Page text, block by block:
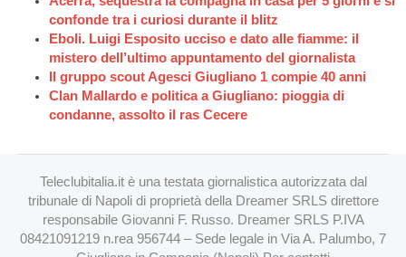
confonde tra i curiosi durante il blitz
Eboli. Luigi Esposito ucciso e dato alle fiamme: il
mistero dell’ultimo appuntamento del giornalista
Il gruppo scout Agesci Giugliano 1 compie 40 anni
Clan Mallardo e politica a Giugliano: pioggia di
condanne, assolto il ras Cecere
Teleclubitalia.it è una testata giornalistica autorizzata dal
tribunale di Napoli di proprietà della Dreamer SRLS direttore
responsabile Giovanni F. Russo. Dreamer SRLS P.IVA
08421091219 n.rea 956744 – Sede legale in Via A. Palumbo, 7